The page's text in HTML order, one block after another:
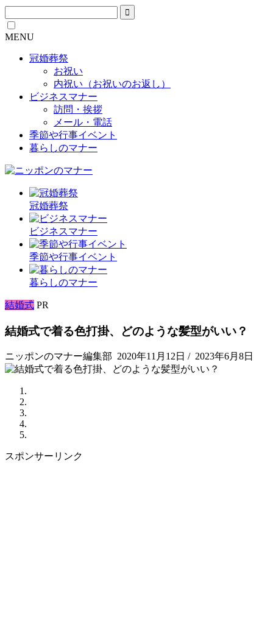
MENU
冠婚葬祭
お祝い
内祝い（お祝いのお返し）
ビジネスマナー
訪問・挨拶
メール・電話
季節や行事イベント
暮らしのマナー
冠婚葬祭
ビジネスマナー
季節や行事イベント
暮らしのマナー
結婚式 PR
結婚式で着る色打掛、どのような髪型がいい？
ニッポンのマナー編集部 2020年11月12日 / 2023年6月8日
スポンサーリンク